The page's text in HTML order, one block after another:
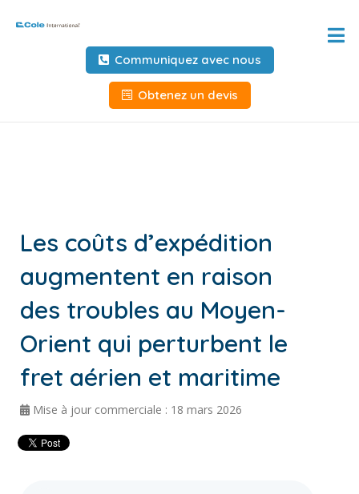
À propos de
Services
Demandez des informations
Outils au service des
transporteurs
NOUS CONTACTER
Obtenir un devis
Communiquez avec nous
Obtenez un devis
Les coûts d’expédition
augmentent en raison
des troubles au Moyen-
Orient qui perturbent le
fret aérien et maritime
Mise à jour commerciale : 18 mars 2026